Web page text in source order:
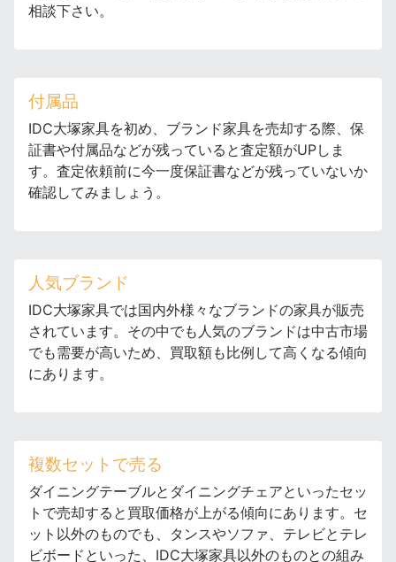
相談下さい。
付属品
IDC大塚家具を初め、ブランド家具を売却する際、保
証書や付属品などが残っていると査定額がUPしま
す。査定依頼前に今一度保証書などが残っていないか
確認してみましょう。
人気ブランド
IDC大塚家具では国内外様々なブランドの家具が販売
されています。その中でも人気のブランドは中古市場
でも需要が高いため、買取額も比例して高くなる傾向
にあります。
複数セットで売る
ダイニングテーブルとダイニングチェアといったセッ
トで売却すると買取価格が上がる傾向にあります。セ
ット以外のものでも、タンスやソファ、テレビとテレ
ビボードといった、IDC大塚家具以外のものとの組み